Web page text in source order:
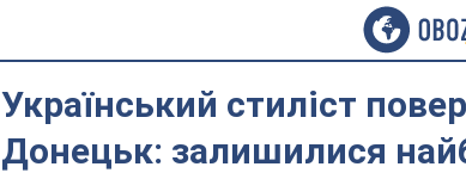
Український стиліст
Донецьк: залишилися